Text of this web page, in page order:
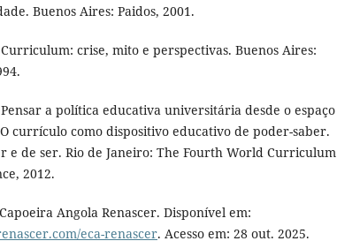
Buenos Aires: Paidos, 2001.
crise, mito e perspectivas. Buenos Aires:
a política educativa universitária desde o espaço
currículo como dispositivo educativo de poder-saber.
e de ser. Rio de Janeiro: The Fourth World Curriculum
2012.
Angola Renascer. Disponível em:
eca-renascer. Acesso em: 28 out. 2025.